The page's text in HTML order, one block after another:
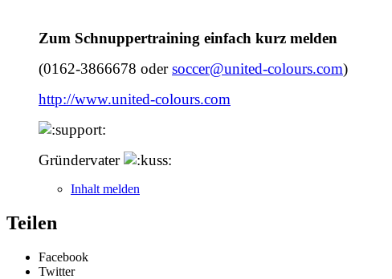
Zum Schnuppertraining einfach kurz melden
(0162-3866678 odersoccer@united-colours.com)
http://www.united-colours.com
Gründervater
Inhalt melden
Teilen
Facebook
Twitter